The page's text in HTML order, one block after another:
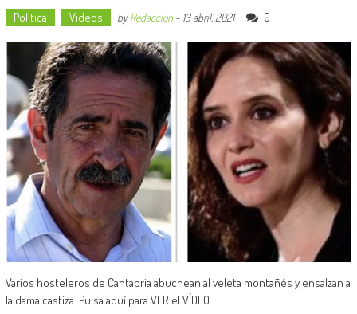
Política Videos byRedaccion- 13 abril, 2021 0
Varios hosteleros de Cantabria abuchean al veleta montañés y ensalzan a
la dama castiza. Pulsa aquí para VER el VÍDEO